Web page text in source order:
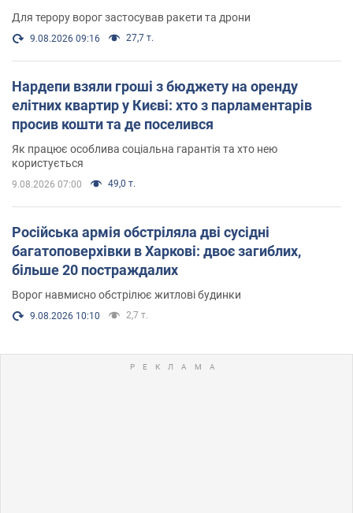
Для терору ворог застосував ракети та дрони
9.08.2026 09:16 27,7 т.
Нардепи взяли гроші з бюджету на оренду
елітних квартир у Києві: хто з парламентарів
просив кошти та де поселився
Як працює особлива соціальна гарантія та хто нею
користується
9.08.2026 07:00 49,0 т.
Російська армія обстріляла дві сусідні
багатоповерхівки в Харкові: двоє загиблих,
більше 20 постраждалих
Ворог навмисно обстрілює житлові будинки
9.08.2026 10:10 2,7 т.